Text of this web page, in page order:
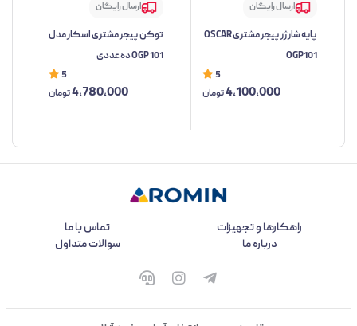
ارسال رایگان
پایه شارژر پیجر مشتری OSCAR
OGP101
5
4,100,000تومان
ارسال رایگان
توکن پیجر مشتری اسکار مدل
OGP 101 ده عددی
5
4,780,000تومان
راهکارها و تجهیزات
تماس با ما
درباره ما
سوالات متداول